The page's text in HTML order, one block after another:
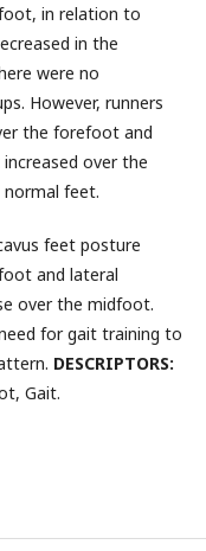
in relation to
in the
were no
However, runners
the forefoot and
over the
feet.
feet posture
and lateral
over the midfoot.
for gait training to
DESCRIPTORS:
Gait.